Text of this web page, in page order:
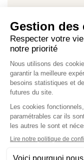
PaginationPage
courante
1